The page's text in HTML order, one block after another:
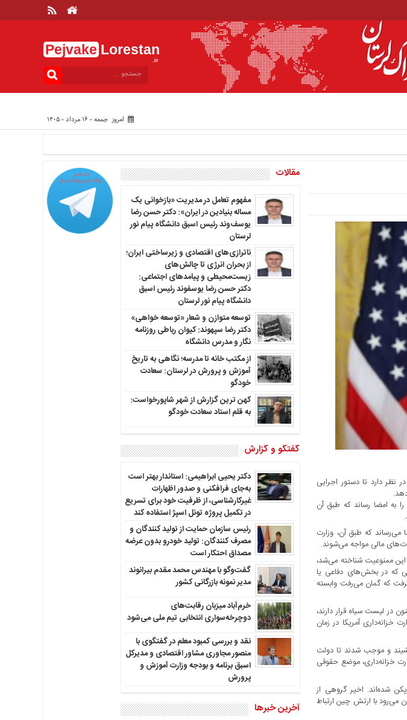
Pejvake Lorestan
.ir
امروز جمعه - ۱۶ مرداد - ۱۴۰۵
دارد تا دستور اجرایی
پیشین آمریکا در نوامبر ۲۰۲۰ یک دستور اجرایی را به امضا رساند که طبق آن
می‌رساند که طبق آن، وزارت
مالی مواجه می‌شوند.
ممنوعیت شناخته می‌شد،
که در بخش‌های دفاعی یا
که گمان می‌رفت وابسته
در لیست سیاه قرار دارند،
آمریکا در زمان
و موجب شدند تا دولت
خزانه‌داری، موضع حقوقی
شده‌اند. اخیر گروهی از
می‌رود با ارتش چین ارتباط
مقالات
مفهوم تعامل در مدیریت «بازخوانی یک
مساله بنیادین در ایران»: دکتر حسن رضا
یوسف‌وند رئیس اسبق دانشگاه پیام نور
لرستان
ناترازی‌های اقتصادی و زیرساختی ایران؛
از بحران انرژی تا چالش‌های
زیست‌محیطی و پیامدهای اجتماعی:
دکتر حسن رضا یوسفوند رئیس اسبق
دانشگاه پیام نور لرستان
توسعه متوازن و شعار «توسعه خواهی»
دکتر رضا سپهوند: کیوان رباطی روزنامه
نگار و مدرس دانشگاه
از مکتب خانه تا مدرسه؛ نگاهی به تاریخ
آموزش و پرورش در لرستان: سعادت
خودگو
کهن ترین گزارش از شهر شاپورخواست:
به قلم استاد سعادت خودگو
گفتگو و گزارش
دکتر یحیی ابراهیمی: استاندار بهتر است
به‌جای فرافکنی و صدور اظهارات
غیرکارشناسی، از ظرفیت خود برای تسریع
در تکمیل پروژه تونل اسپژ استفاده کند
رئیس سازمان حمایت از تولید کنندگان و
مصرف کنندگان: تولید خودرو بدون عرضه
مصداق احتکار است
گفت‌وگو با مهندس محمد مقدم بیرانوند
مدیر نمونه بازرگانی کشور
خرم‌آباد میزبان رقابت‌های
دوچرخه‌سواری انتخابی تیم ملی می‌شود
نقد و بررسی کمبود معلم در گفتگوی با
منصور مجاوری مشاور اقتصادی و مدیرکل
اسبق برنامه و بودجه وزارت آموزش و
پرورش
آخرین خبرها